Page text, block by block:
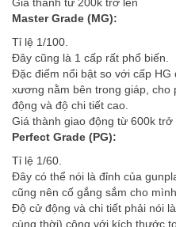
Giá thành từ 200k trở lên
Master Grade (MG):
Tỉ lệ 1/100.
Đây cũng là 1 cấp rất phổ biến.
Đặc điểm nổi bật so với cấp HG
xương nằm bên trong giáp,
động và độ chi tiết cao.
Giá thành giao động từ 600k trở
Perfect Grade (PG):
Tỉ lệ 1/60.
Đây có thể nói là đỉnh của
cũng nên cố gắng sắm cho
Độ cử động và chi tiết phải nói
cùng thời) cộng với kích thước